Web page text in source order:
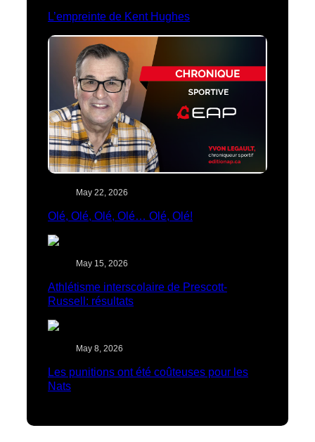
L’empreinte de Kent Hughes
May 22, 2026
Olé, Olé, Olé, Olé… Olé, Olé!
May 15, 2026
Athlétisme interscolaire de Prescott-
Russell: résultats
May 8, 2026
Les punitions ont été coûteuses pour les
Nats